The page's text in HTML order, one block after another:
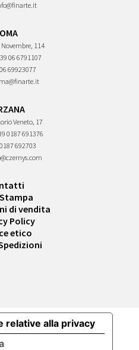
114
06 6791107
69923077
Veneto, 17
0187 691376
692703
di vendita
Policy
etico
relative alla privacy